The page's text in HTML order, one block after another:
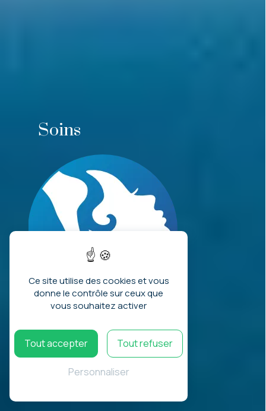
En savoir plus
Soins
06 60 45 74 61
Ce site utilise des cookies et vous
donne le contrôle sur ceux que
vous souhaitez activer
Tout accepter Tout refuser
Personnaliser